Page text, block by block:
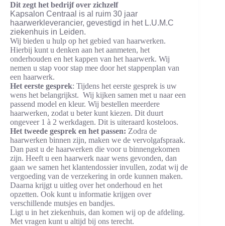
Dit zegt het bedrijf over zichzelf
Kapsalon Centraal is al ruim 30 jaar
haarwerkleverancier, gevestigd in het L.U.M.C
ziekenhuis in Leiden.
Wij bieden u hulp op het gebied van haarwerken.
Hierbij kunt u denken aan het aanmeten, het
onderhouden en het kappen van het haarwerk. Wij
nemen u stap voor stap mee door het stappenplan van
een haarwerk.
Het eerste gesprek: Tijdens het eerste gesprek is uw
wens het belangrijkst. Wij kijken samen met u naar een
passend model en kleur. Wij bestellen meerdere
haarwerken, zodat u beter kunt kiezen. Dit duurt
ongeveer 1 à 2 werkdagen. Dit is uiteraard kosteloos.
Het tweede gesprek en het passen: Zodra de
haarwerken binnen zijn, maken we de vervolgafspraak.
Dan past u de haarwerken die voor u binnengekomen
zijn. Heeft u een haarwerk naar wens gevonden, dan
gaan we samen het klantendossier invullen, zodat wij de
vergoeding van de verzekering in orde kunnen maken.
Daarna krijgt u uitleg over het onderhoud en het
opzetten. Ook kunt u informatie krijgen over
verschillende mutsjes en bandjes.
Ligt u in het ziekenhuis, dan komen wij op de afdeling.
Met vragen kunt u altijd bij ons terecht.